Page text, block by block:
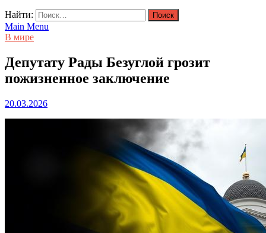
Найти:
Main Menu
В мире
Депутату Рады Безуглой грозит
пожизненное заключение
20.03.2026